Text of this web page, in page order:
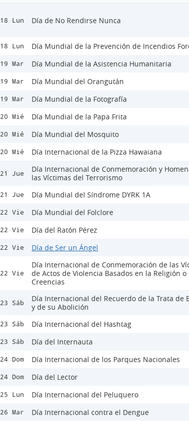
18 Lun Día de No Rendirse Nunca
18 Lun Día Mundial de la Prevención de Incendios
19 Mar Día Mundial de la Asistencia Humanitaria
19 Mar Día Mundial del Orangután
19 Mar Día Mundial de la Fotografía
20 Mié Día Mundial de la Papa Frita
20 Mié Día Mundial del Mosquito
20 Mié Día Internacional de la Pizza Hawaiana
21 Jue
Día Internacional de Conmemoración y
las Víctimas del Terrorismo
21 Jue Día Mundial del Síndrome DYRK 1A
22 Vie Día Mundial del Folclore
22 Vie Día del Ratón Pérez
22 Vie Día de Ser un Ángel
22 Vie
Día Internacional de Conmemoración de las
de Actos de Violencia Basados en la Religión o
Creencias
23 Sáb
Día Internacional del Recuerdo de la Trata de
y de su Abolición
23 Sáb Día Internacional del Hashtag
23 Sáb Día del Internauta
24 Dom Día Internacional de los Parques Nacionales
24 Dom Día del Lector
25 Lun Día Internacional del Peluquero
26 Mar Día Internacional contra el Dengue